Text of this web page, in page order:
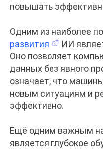
повышать
Одним из наиболее
развития
ИИ
Оно позволяет
данных без явного
означает, что
новым ситуациям и
эффективно.
Ещё одним важным
является глубокое